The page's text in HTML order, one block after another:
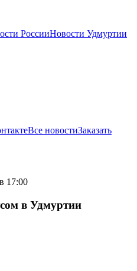
РоссииНовости Удмуртии
Все новостиЗаказать
17:00
в Удмуртии